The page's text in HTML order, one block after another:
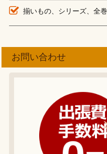
揃いもの、シリーズ、全
お問い合わせ